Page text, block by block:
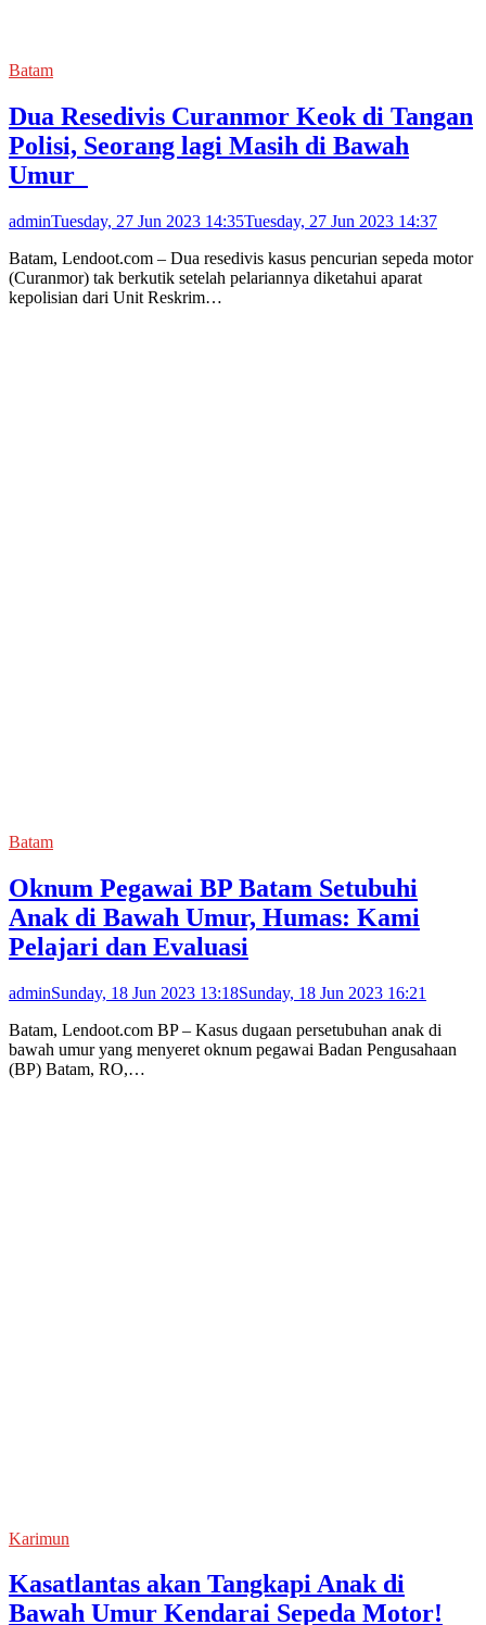
Batam
Dua Resedivis Curanmor Keok di Tangan
Polisi, Seorang lagi Masih di Bawah
Umur
adminTuesday, 27 Jun 2023 14:35Tuesday, 27 Jun 2023 14:37
Batam, Lendoot.com – Dua resedivis kasus pencurian sepeda motor
(Curanmor) tak berkutik setelah pelariannya diketahui aparat
kepolisian dari Unit Reskrim…
Batam
Oknum Pegawai BP Batam Setubuhi
Anak di Bawah Umur, Humas: Kami
Pelajari dan Evaluasi
adminSunday, 18 Jun 2023 13:18Sunday, 18 Jun 2023 16:21
Batam, Lendoot.com BP – Kasus dugaan persetubuhan anak di
bawah umur yang menyeret oknum pegawai Badan Pengusahaan
(BP) Batam, RO,…
Karimun
Kasatlantas akan Tangkapi Anak di
Bawah Umur Kendarai Sepeda Motor!